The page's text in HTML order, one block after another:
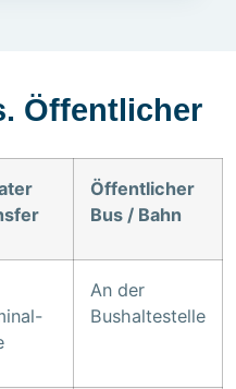
Öffentlicher
Öffentlicher
Bus / Bahn
An der
Bushaltestelle